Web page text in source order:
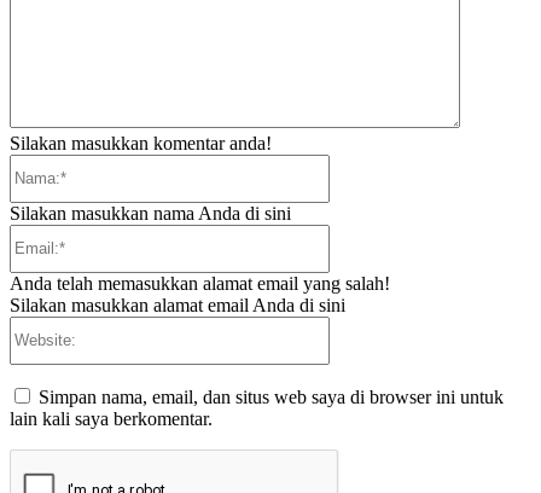
Silakan masukkan komentar anda!
Silakan masukkan nama Anda di sini
Anda telah memasukkan alamat email yang salah!
Silakan masukkan alamat email Anda di sini
Simpan nama, email, dan situs web saya di browser ini untuk
lain kali saya berkomentar.